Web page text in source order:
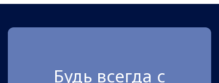
Будь всегда с